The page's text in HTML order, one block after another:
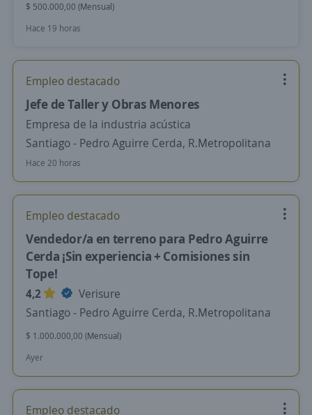
$ 500.000,00 (Mensual)
Hace 19 horas
Empleo destacado
Jefe de Taller y Obras Menores
Empresa de la industria acústica
Santiago - Pedro Aguirre Cerda, R.Metropolitana
Hace 20 horas
Empleo destacado
Vendedor/a en terreno para Pedro Aguirre
Cerda ¡Sin experiencia + Comisiones sin
Tope!
4,2
Verisure
Santiago - Pedro Aguirre Cerda, R.Metropolitana
$ 1.000.000,00 (Mensual)
Ayer
Empleo destacado